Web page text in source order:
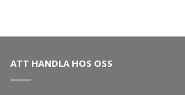
ATT HANDLA HOS OSS